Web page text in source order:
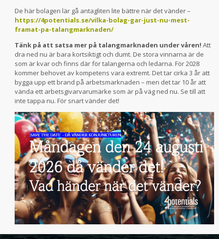
De här bolagen lär gå antagliten lite bättre när det vänder –
https://4potentials.se/vilka-bolag-gar-just-nu-mest-
framat-pa-talangmarknaden/
Tänk på att satsa mer på talangmarknaden under våren! Att
dra ned nu är bara kortsiktigt och dumt. De stora vinnarna är de
som är kvar och finns där för talangerna och ledarna. För 2028
kommer behovet av kompetens vara extremt. Det tar cirka 3 år att
bygga upp ett brand på arbetsmarknaden – men det tar 10 år att
vända ett arbetsgivarvarumärke som är på väg ned nu. Se till att
inte tappa nu. För snart vänder det!